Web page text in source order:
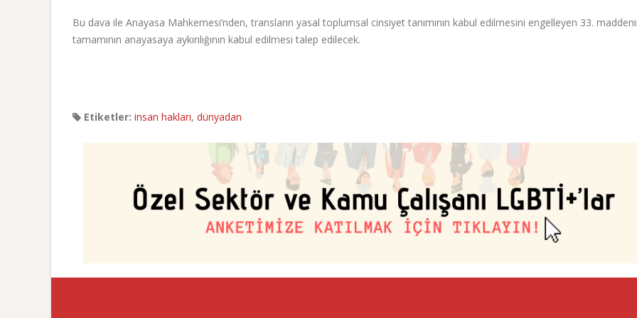
Bu dava ile Anayasa Mahkemesi’nden, transların yasal toplumsal cinsiyet tanımının kabul edilmesini engelleyen 33.
tamamının anayasaya aykırılığının kabul edilmesi talep edilecek.
Etiketler: insan hakları, dünyadan